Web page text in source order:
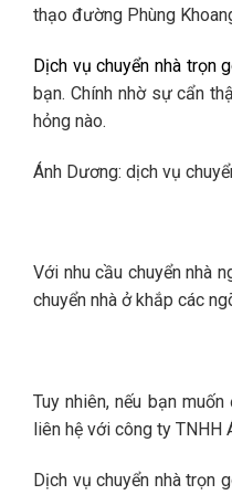
thạo đường Phùng
Dịch vụ chuyển nhà trọn
bạn. Chính nhờ sự cẩn
hỏng nào.
Ánh Dương: dịch vụ
Với nhu cầu chuyển nhà
chuyển nhà ở khắp các
Tuy nhiên, nếu bạn
liên hệ với công ty TNHH
Dịch vụ chuyển nhà trọn